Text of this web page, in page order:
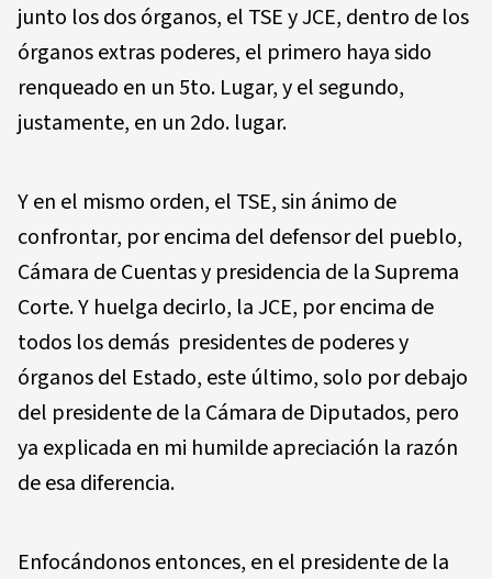
junto los dos órganos, el TSE y JCE, dentro de los
órganos extras poderes, el primero haya sido
renqueado en un 5to. Lugar, y el segundo,
justamente, en un 2do. lugar.
Y en el mismo orden, el TSE, sin ánimo de
confrontar, por encima del defensor del pueblo,
Cámara de Cuentas y presidencia de la Suprema
Corte. Y huelga decirlo, la JCE, por encima de
todos los demás presidentes de poderes y
órganos del Estado, este último, solo por debajo
del presidente de la Cámara de Diputados, pero
ya explicada en mi humilde apreciación la razón
de esa diferencia.
Enfocándonos entonces, en el presidente de la